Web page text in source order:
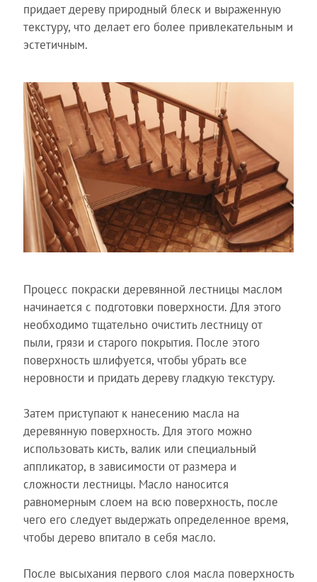
придает дереву природный блеск и выраженную
текстуру, что делает его более привлекательным и
эстетичным.
Процесс покраски деревянной лестницы маслом
начинается с подготовки поверхности. Для этого
необходимо тщательно очистить лестницу от
пыли, грязи и старого покрытия. После этого
поверхность шлифуется, чтобы убрать все
неровности и придать дереву гладкую текстуру.
Затем приступают к нанесению масла на
деревянную поверхность. Для этого можно
использовать кисть, валик или специальный
аппликатор, в зависимости от размера и
сложности лестницы. Масло наносится
равномерным слоем на всю поверхность, после
чего его следует выдержать определенное время,
чтобы дерево впитало в себя масло.
После высыхания первого слоя масла поверхность